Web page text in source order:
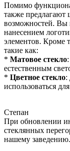
Помимо
также предлагают
возможностей. Вы
нанесением
элементов. Кроме
такие как:
* Матовое стекло
естественным
* Цветное стекло:
использоваться
Степан
При обновлении
стеклянных
нашему заведению.